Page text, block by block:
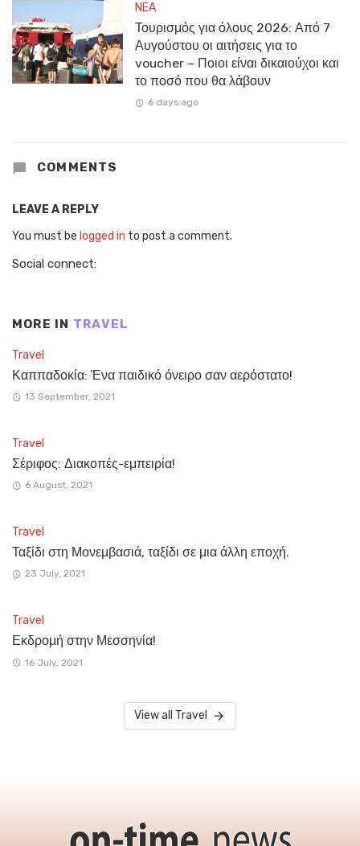
NEA
Τουρισμός για όλους 2026: Από 7
Αυγούστου οι αιτήσεις για το
voucher – Ποιοι είναι δικαιούχοι και
το ποσό που θα λάβουν
6 days ago
COMMENTS
LEAVE A REPLY
You must be logged in to post a comment.
Social connect:
MORE IN TRAVEL
Travel
Καππαδοκία: Ένα παιδικό όνειρο σαν αερόστατο!
13 September, 2021
Travel
Σέριφος: Διακοπές-εμπειρία!
6 August, 2021
Travel
Ταξίδι στη Μονεμβασιά, ταξίδι σε μια άλλη εποχή.
23 July, 2021
Travel
Εκδρομή στην Μεσσηνία!
16 July, 2021
View all Travel